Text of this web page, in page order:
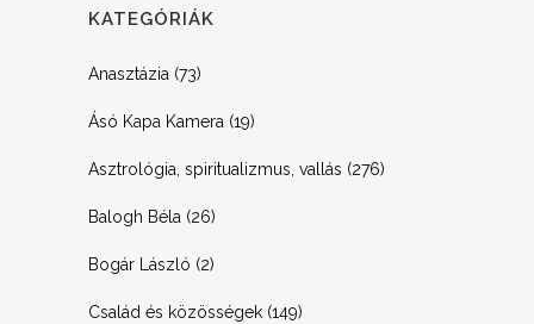
KATEGÓRIÁK
Anasztázia (73)
Ásó Kapa Kamera (19)
Asztrológia, spiritualizmus, vallás (276)
Balogh Béla (26)
Bogár László (2)
Család és közösségek (149)